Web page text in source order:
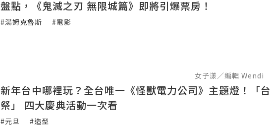
盤點，《鬼滅之刃 無限城篇》即將引爆票房！
#湯姆克魯斯 #電影
女子漾／編輯 Wendi
新年台中哪裡玩？全台唯一《怪獸電力公司》主題燈！「
祭」 四大慶典活動一次看
#元旦 #造型